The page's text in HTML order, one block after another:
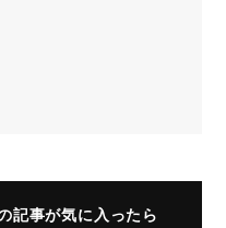
記事が気に入ったら